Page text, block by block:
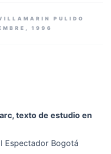
PULIDO
1996
texto de estudio en
Bogotá